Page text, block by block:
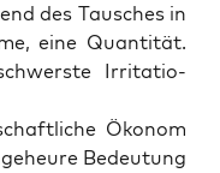
des Tau­sches in
eine Quan­ti­tät.
Irri­ta­tio­
Öko­nom
Bedeu­tung